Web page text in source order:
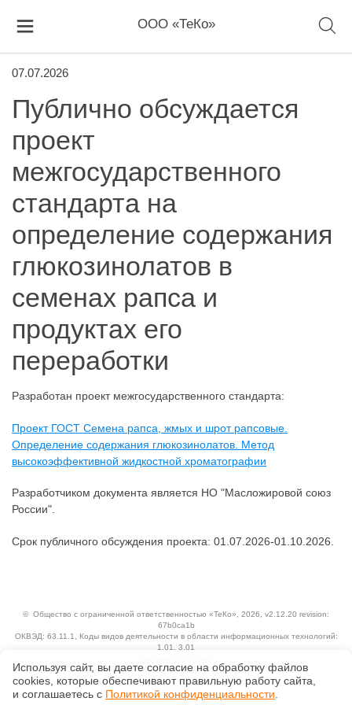
ООО «ТеКо»
07.07.2026
Публично обсуждается
проект
межгосударственного
стандарта на
определение содержания
глюкозинолатов в
семенах рапса и
продуктах его
переработки
Разработан проект межгосударственного стандарта:
Проект ГОСТ Семена рапса, жмых и шрот рапсовые.
Определение содержания глюкозинолатов. Метод
высокоэффективной жидкостной хроматографии
Разработчиком документа является НО "Масложировой союз
России".
Срок публичного обсуждения проекта: 01.07.2026-01.10.2026.
© Общество с ограниченной ответственностью «ТеКо» , 2026, v2.12.20 revision:
67b0ca1b
ОКВЭД: 63.11.1, Коды видов деятельности в области информационных технологий:
1.01, 3.01
Технологии
Исключительные авторские и смежные права принадлежат АО «Кодекс».
Положение по обработке и защите персональных данных
Используя сайт, вы даете согласие на обработку файлов
сооkiеs, которые обеспечивают правильную работу сайта,
и соглашаетесь с Политикой конфиденциальности